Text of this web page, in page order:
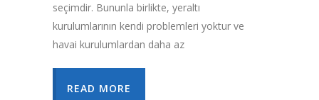
seçimdir. Bununla birlikte, yeraltı
kurulumlarının kendi problemleri yoktur ve
havai kurulumlardan daha az
READ MORE